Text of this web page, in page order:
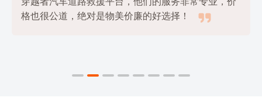
格也很公道，绝对是物美价廉的好选择！
